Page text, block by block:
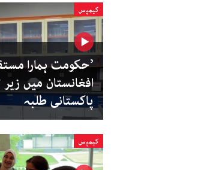
کیمپس
’حکومت ہمارا
افغانستان میں
پاکستانی طلبہ
کیمپس